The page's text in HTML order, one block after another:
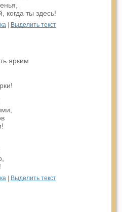
когда ты здесь!
| Выделить текст
ярким
| Выделить текст